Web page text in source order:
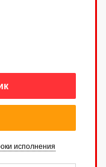
исполнения